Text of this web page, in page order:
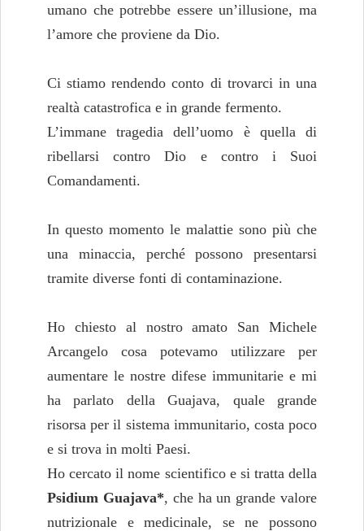
umano che potrebbe essere un’illusione, ma
l’amore che proviene da Dio.
Ci stiamo rendendo conto di trovarci in una
realtà catastrofica e in grande fermento.
L’immane tragedia dell’uomo è quella di
ribellarsi contro Dio e contro i Suoi
Comandamenti.
In questo momento le malattie sono più che
una minaccia, perché possono presentarsi
tramite diverse fonti di contaminazione.
Ho chiesto al nostro amato San Michele
Arcangelo cosa potevamo utilizzare per
aumentare le nostre difese immunitarie e mi
ha parlato della Guajava, quale grande
risorsa per il sistema immunitario, costa poco
e si trova in molti Paesi.
Ho cercato il nome scientifico e si tratta della
Psidium Guajava*, che ha un grande valore
nutrizionale e medicinale, se ne possono